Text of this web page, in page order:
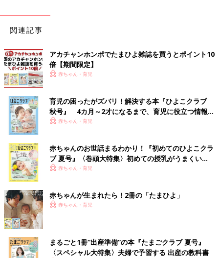
関連記事
アカチャンホンポでたまひよ雑誌を買うとポイント10
倍【期間限定】
赤ちゃん・育児
育児の困ったがズバリ！解決する本『ひよこクラブ
秋号』 4カ月～2才になるまで、育児に役立つ情報が
いっぱい！
赤ちゃん・育児
赤ちゃんのお世話まるわかり！『初めてのひよこクラ
ブ 夏号』〈巻頭大特集〉初めての授乳がうまくい
く！ おっぱい・ミルクの基本と夏のトラブル 解決テ
赤ちゃん・育児
赤ちゃんが生まれたら！2冊の「たまひよ」
赤ちゃん・育児
まるごと1冊“出産準備”の本『たまごクラブ 夏号』
〈スペシャル大特集〉夫婦で予習する 出産の教科書